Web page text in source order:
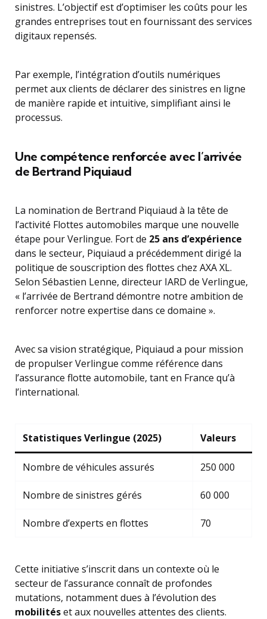
sinistres. L’objectif est d’optimiser les coûts pour les
grandes entreprises tout en fournissant des services
digitaux repensés.
Par exemple, l’intégration d’outils numériques
permet aux clients de déclarer des sinistres en ligne
de manière rapide et intuitive, simplifiant ainsi le
processus.
Une compétence renforcée avec l’arrivée
de Bertrand Piquiaud
La nomination de Bertrand Piquiaud à la tête de
l’activité Flottes automobiles marque une nouvelle
étape pour Verlingue. Fort de 25 ans d’expérience
dans le secteur, Piquiaud a précédemment dirigé la
politique de souscription des flottes chez AXA XL.
Selon Sébastien Lenne, directeur IARD de Verlingue,
« l’arrivée de Bertrand démontre notre ambition de
renforcer notre expertise dans ce domaine ».
Avec sa vision stratégique, Piquiaud a pour mission
de propulser Verlingue comme référence dans
l’assurance flotte automobile, tant en France qu’à
l’international.
Statistiques Verlingue (2025) Valeurs
Nombre de véhicules assurés 250 000
Nombre de sinistres gérés 60 000
Nombre d’experts en flottes 70
Cette initiative s’inscrit dans un contexte où le
secteur de l’assurance connaît de profondes
mutations, notamment dues à l’évolution des
mobilitéset aux nouvelles attentes des clients.